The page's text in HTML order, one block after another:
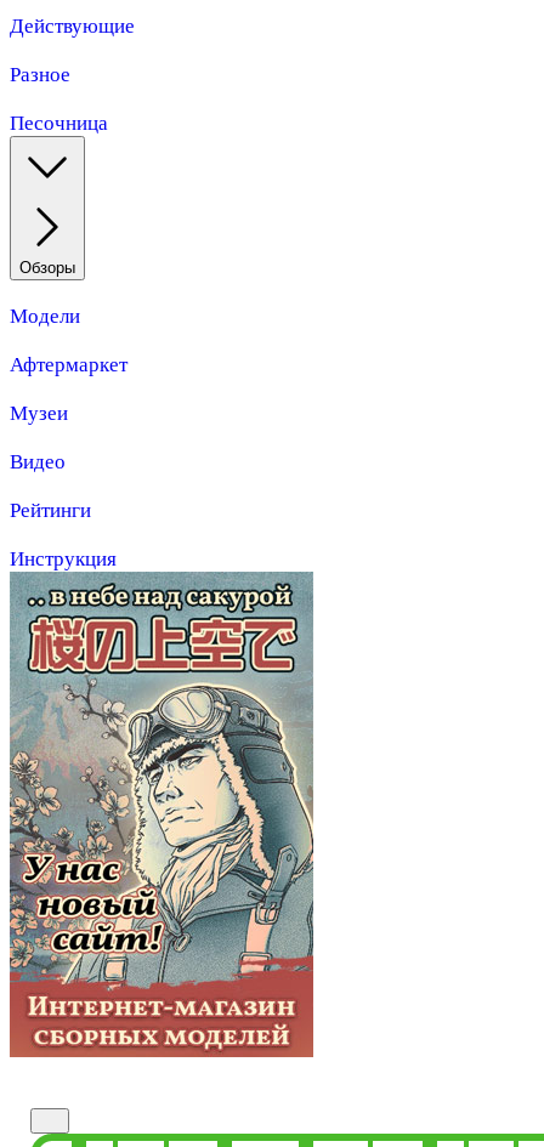
Действующие
Разное
Песочница
Обзоры
Модели
Афтермаркет
Музеи
Видео
Рейтинги
Инструкция